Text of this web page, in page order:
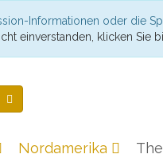
Informationen oder die
einverstanden, klicken Sie
Nordamerika